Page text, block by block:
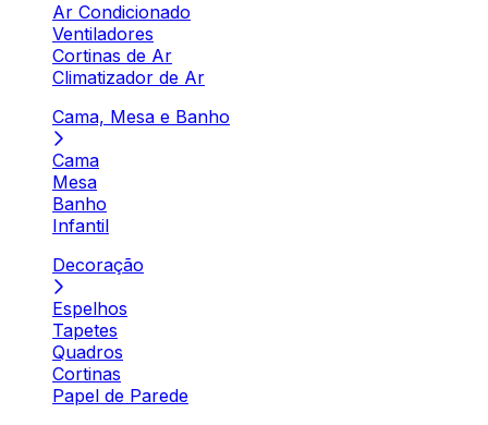
Ar Condicionado
Ventiladores
Cortinas de Ar
Climatizador de Ar
Cama, Mesa e Banho
Cama
Mesa
Banho
Infantil
Decoração
Espelhos
Tapetes
Quadros
Cortinas
Papel de Parede